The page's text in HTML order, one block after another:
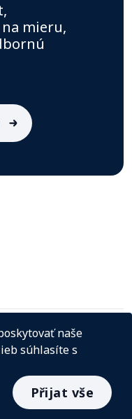
mieru,
osobních
naše
súhlasíte s
Přijat vše